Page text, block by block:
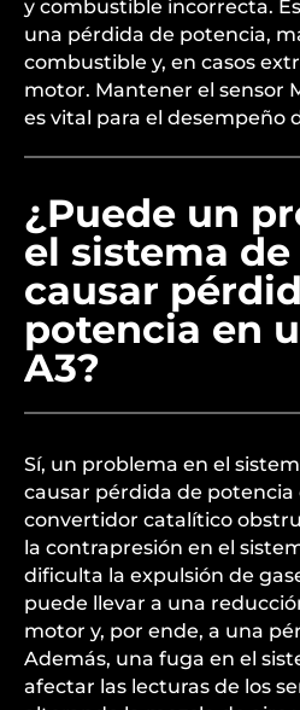
información permite al
motor ajustar la cantidad
inyectado para optimizar la
sensor MAF está sucio o
lecturas incorrectas,
y combustible incorrecta.
combustible y, en casos
motor. Mantener el sensor
es vital para el desempeño
¿Puede un
el sistema de
potencia en
A3?
Sí, un problema en el
causar pérdida de potencia
convertidor catalítico
la contrapresión en el